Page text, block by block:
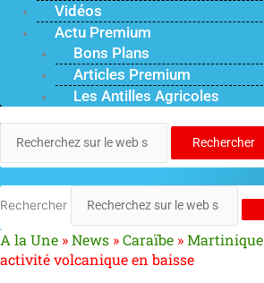
Vidéos
Actu Premium
Bons Plans
Articles Premium
Les Antilles Agricoles
Rechercher
Rechercher
A la Une »News »Caraïbe »Martinique
activité volcanique en baisse